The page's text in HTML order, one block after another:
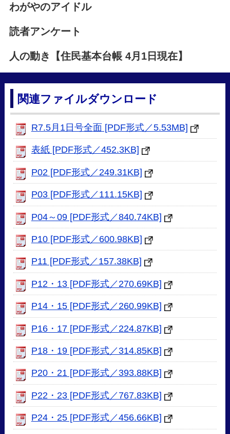
わがやのアイドル
読者アンケート
人の動き【住民基本台帳 4月1日現在】
関連ファイルダウンロード
R7.5月1日号全面 [PDF形式／5.53MB]
表紙 [PDF形式／452.3KB]
P02 [PDF形式／249.31KB]
P03 [PDF形式／111.15KB]
P04～09 [PDF形式／840.74KB]
P10 [PDF形式／600.98KB]
P11 [PDF形式／157.38KB]
P12・13 [PDF形式／270.69KB]
P14・15 [PDF形式／260.99KB]
P16・17 [PDF形式／224.87KB]
P18・19 [PDF形式／314.85KB]
P20・21 [PDF形式／393.88KB]
P22・23 [PDF形式／767.83KB]
P24・25 [PDF形式／456.66KB]